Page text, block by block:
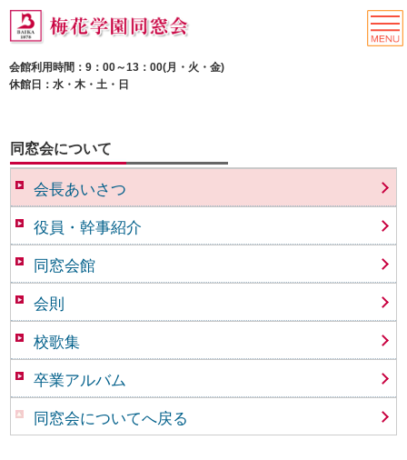
会館利用時間：9：00～13：00(月・火・金)
休館日：水・木・土・日
同窓会について
会長あいさつ
役員・幹事紹介
同窓会館
会則
校歌集
卒業アルバム
同窓会についてへ戻る